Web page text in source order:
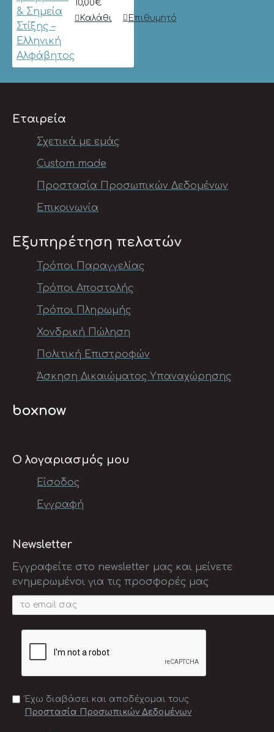
10,00€
Καλάθι
Επιθυμητό
Εταιρεία
Σχετικά με εμάς
Custom made
Προστασία Προσωπικών Δεδομένων
Επικοινωνία
Εξυπηρέτηση πελατών
Τρόποι Παραγγελίας
Τρόποι Αποστολής
Τρόποι Πληρωμής
Χονδρική Πώληση
Πολιτική Επιστροφών
Άσκηση Δικαιώματος Υπαναχώρησης
boxnow
Ο λογαριασμός μου
Είσοδος
Εγγραφή
Newsletter
Εγγραφείτε στο newsletter μας και μείνετε
ενημερωμένοι για τις προσφορές μας
Έχω διαβάσει και αποδέχομαι τους
Προστασία Προσωπικών Δεδομένων